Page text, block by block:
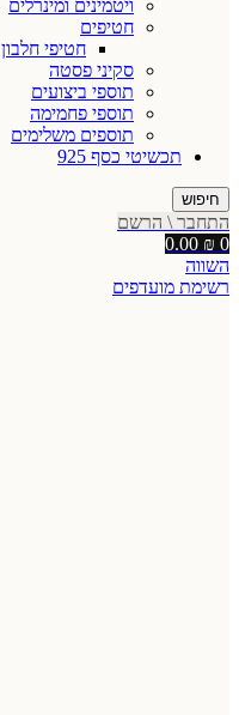
ויטמינים ומינרלים
חטיפים
חטיפי חלבון
סקיני פסטה
תוספי ביצועים
תוספי פחמימה
תוספים משלימים
תכשיטי כסף 925
חיפוש
התחבר \ הרשם
0
0.00 ₪
השווה
רשימת מועדפים